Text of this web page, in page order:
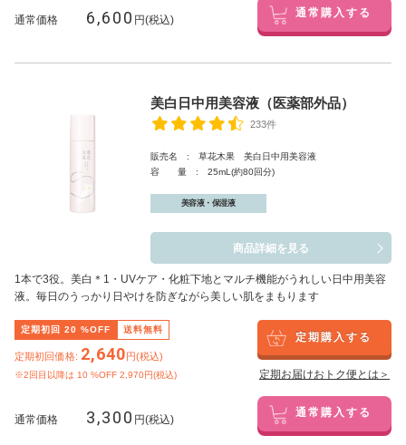
通常価格 6,600 円(税込) 通常購入する
美白日中用美容液（医薬部外品）
233件
販売名 : 草花木果 美白日中用美容液
容 量 : 25mL(約80回分)
美容液・保湿液
商品詳細を見る
1本で3役。美白 ＊1 ・UVケア・化粧下地とマルチ機能がうれしい日中用美容
液。毎日のうっかり日やけを防ぎながら美しい肌をまもります
定期初回 20 %OFF 送料無料
定期初回価格: 2,640円(税込)
※2回目以降は 10 %OFF 2,970円(税込)
定期購入する
定期お届けおトク便とは＞
通常価格 3,300 円(税込) 通常購入する